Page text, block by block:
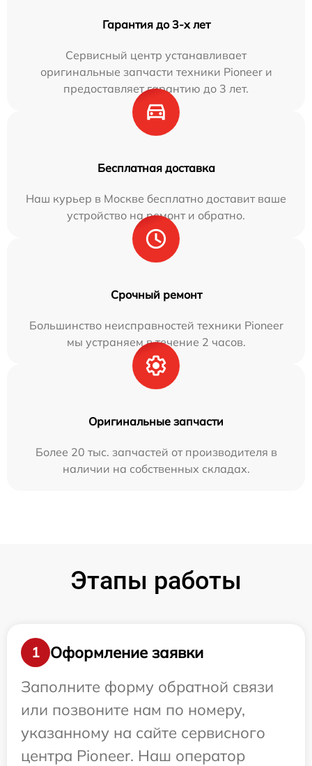
Гарантия до 3-х лет
Сервисный центр устанавливает
оригинальные запчасти техники Pioneer и
предоставляет гарантию до 3 лет.
Бесплатная доставка
Наш курьер в Москве бесплатно доставит ваше
устройство на ремонт и обратно.
Срочный ремонт
Большинство неисправностей техники Pioneer
мы устраняем в течение 2 часов.
Оригинальные запчасти
Более 20 тыс. запчастей от производителя в
наличии на собственных складах.
Этапы работы
1
Оформление заявки
Заполните форму обратной связи
или позвоните нам по номеру,
указанному на сайте сервисного
центра Pioneer. Наш оператор